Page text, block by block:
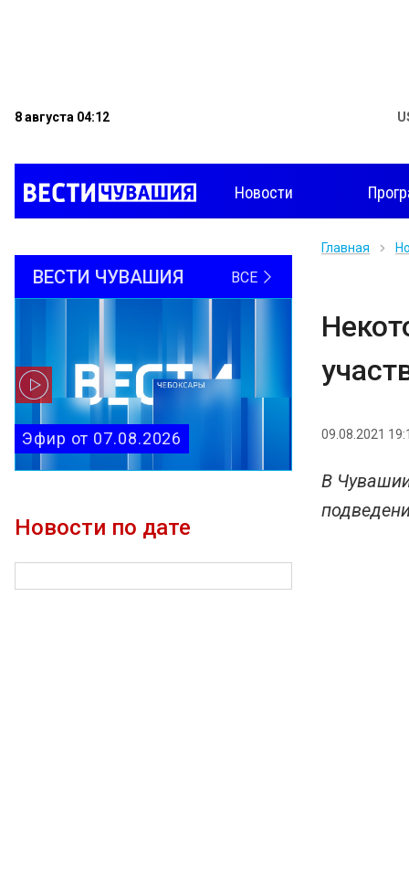
8 августа 04:12
Новости
ВЕСТИ ЧУВАШИЯ ВСЕ
Эфир от 07.08.2026
Новости по дате
Главная
09.08.2021
В